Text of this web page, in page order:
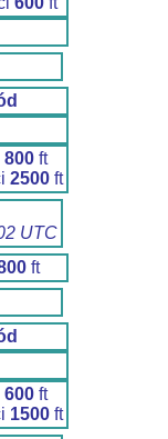
800ft
2500ft
UTC
ft
600ft
1500ft